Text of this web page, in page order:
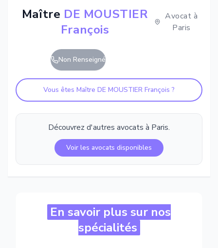
Maître DE MOUSTIER
François
Avocat à
Paris
Non Renseigné
Vous êtes Maître DE MOUSTIER François ?
Découvrez d'autres avocats à Paris.
Voir les avocats disponibles
En savoir plus sur nos
spécialités